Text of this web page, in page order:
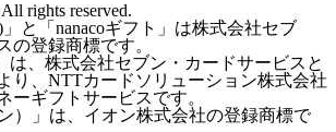
rights reserved.
と「nanacoギフト」は株式会社セブ
の登録商標です。
は、株式会社セブン・カードサービスと
り、NTTカードソリューション株式会社
ーギフトサービスです。
）」は、イオン株式会社の登録商標で